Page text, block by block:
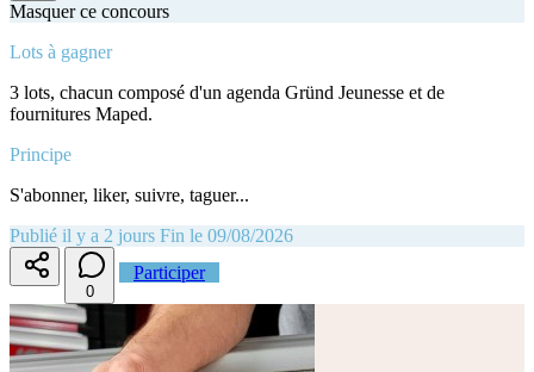
Masquer ce concours
Lots à gagner
3 lots, chacun composé d'un agenda Gründ Jeunesse et de
fournitures Maped.
Principe
S'abonner, liker, suivre, taguer...
Publié il y a 2 jours Fin le 09/08/2026
0
Participer